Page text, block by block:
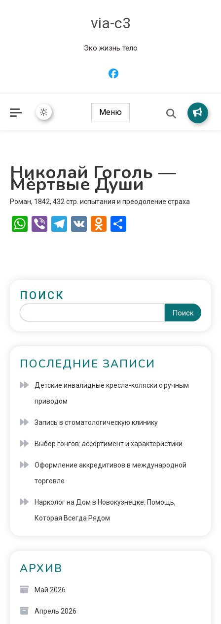
via-c3
Эко жизнь тело
Меню
Николай Гоголь —
Мёртвые Души
Роман, 1842, 432 стр. испытания и преодоление страха
WhatsApp
ViberTelegram
VK Odnoklassniki
ПОИСК
Поиск
ПОСЛЕДНИЕ ЗАПИСИ
Детские инвалидные кресла-коляски с ручным
приводом
Запись в стоматологическую клинику
Выбор гонгов: ассортимент и характеристики
Оформление аккредитивов в международной
торговле
Нарколог на Дом в Новокузнецке: Помощь,
Которая Всегда Рядом
АРХИВ
Май 2026
Апрель 2026